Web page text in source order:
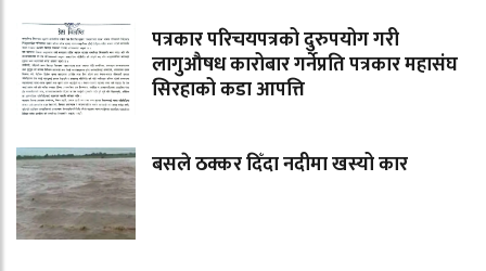
पत्रकार परिचयपत्रको दुरुपयोग गरी
लागुऔषध कारोबार गर्नेप्रति पत्रकार महासंघ
सिरहाको कडा आपत्ति
बसले ठक्कर दिँदा नदीमा खस्यो कार